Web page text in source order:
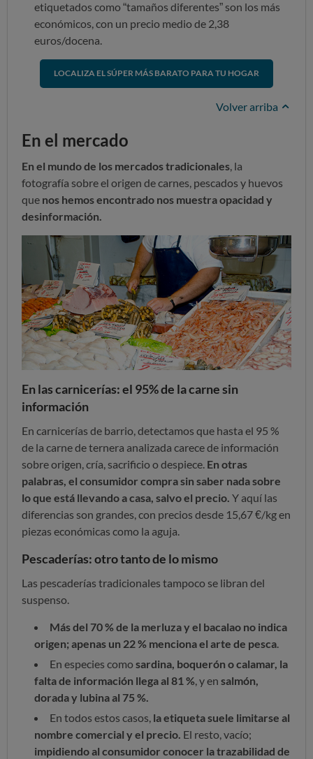
etiquetados como “tamaños diferentes” son los más
económicos, con un precio medio de 2,38
euros/docena.
LOCALIZA EL SÚPER MÁS BARATO PARA TU HOGAR
Volver arriba
En el mercado
En el mundo de los mercados tradicionales, la
fotografía sobre el origen de carnes, pescados y huevos
que nos hemos encontrado nos muestra opacidad y
desinformación.
En las carnicerías: el 95% de la carne sin
información
En carnicerías de barrio, detectamos que hasta el 95 %
de la carne de ternera analizada carece de información
sobre origen, cría, sacrificio o despiece. En otras
palabras, el consumidor compra sin saber nada sobre
lo que está llevando a casa, salvo el precio. Y aquí las
diferencias son grandes, con precios desde 15,67 €/kg en
piezas económicas como la aguja.
Pescaderías: otro tanto de lo mismo
Las pescaderías tradicionales tampoco se libran del
suspenso.
Más del 70 % de la merluza y el bacalao no indica
origen; apenas un 22 % menciona el arte de pesca.
En especies como sardina, boquerón o calamar, la
falta de información llega al 81 %, y en salmón,
dorada y lubina al 75 %.
En todos estos casos, la etiqueta suele limitarse al
nombre comercial y el precio. El resto, vacío;
impidiendo al consumidor conocer la trazabilidad de